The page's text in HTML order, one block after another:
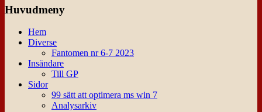
Huvudmeny
Hem
Diverse
Fantomen nr 6-7 2023
Insändare
Till GP
Sidor
99 sätt att optimera ms win 7
Analysarkiv